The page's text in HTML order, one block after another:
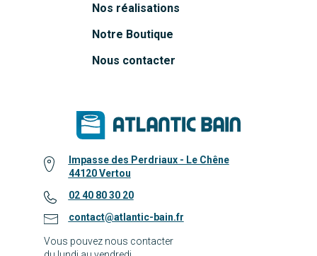
Nos réalisations
Notre Boutique
Nous contacter
Impasse des Perdriaux - Le Chêne
44120 Vertou
02 40 80 30 20
contact@atlantic-bain.fr
Vous pouvez nous contacter